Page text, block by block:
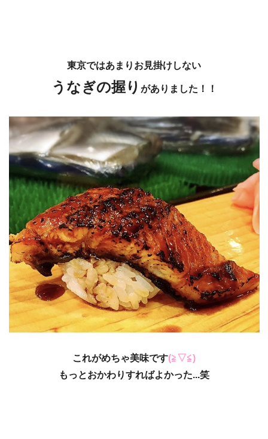
東京ではあまりお見掛けしない
うなぎの握り がありました！！
これがめちゃ美味です(≧▽≦)
もっとおかわりすればよかった...笑